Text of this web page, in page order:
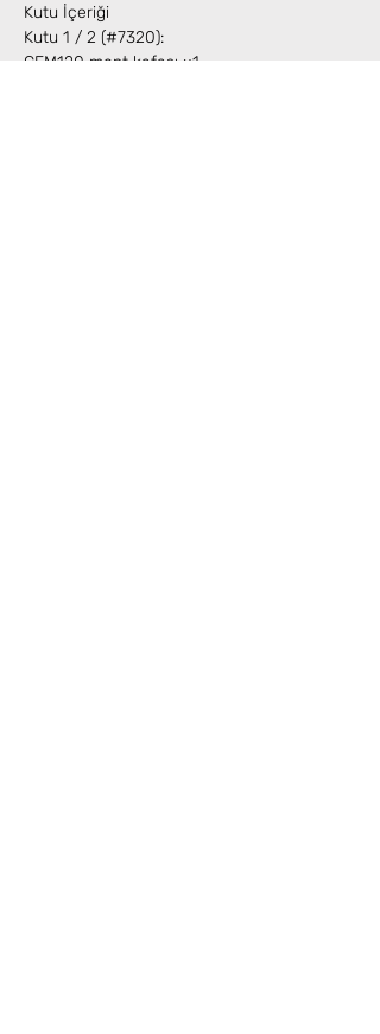
Kutu İçeriği
Kutu 1 / 2 (#7320):
CEM120 mont kafası ×1